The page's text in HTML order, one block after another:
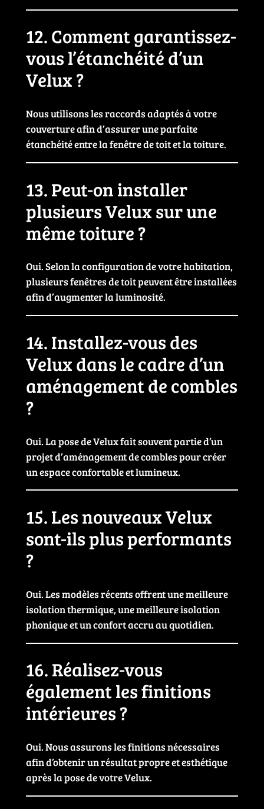
12. Comment garantissez-
vous l’étanchéité d’un
Velux ?
Nous utilisons les raccords adaptés à votre
couverture afin d’assurer une parfaite
étanchéité entre la fenêtre de toit et la toiture.
13. Peut-on installer
plusieurs Velux sur une
même toiture ?
Oui. Selon la configuration de votre habitation,
plusieurs fenêtres de toit peuvent être installées
afin d’augmenter la luminosité.
14. Installez-vous des
Velux dans le cadre d’un
aménagement de combles
?
Oui. La pose de Velux fait souvent partie d’un
projet d’aménagement de combles pour créer
un espace confortable et lumineux.
15. Les nouveaux Velux
sont-ils plus performants
?
Oui. Les modèles récents offrent une meilleure
isolation thermique, une meilleure isolation
phonique et un confort accru au quotidien.
16. Réalisez-vous
également les finitions
intérieures ?
Oui. Nous assurons les finitions nécessaires
afin d’obtenir un résultat propre et esthétique
après la pose de votre Velux.